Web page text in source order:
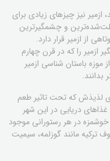
ازمیر نیز چیزهای زیادی برای
و چشمگیرترین
از ازمیر قرار دارد.
ازمیر را که در قرن چهارم
موزه باستان شناسی ازمیر
بدانند.
لذیذش که تحت تاثیر طعم
دریایی در این شهر
خوشمزه در هر رستورانی موجود
ترکیه مانند گوزلمه، سیمیت